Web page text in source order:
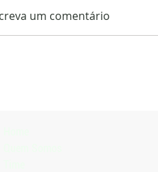
um comentário